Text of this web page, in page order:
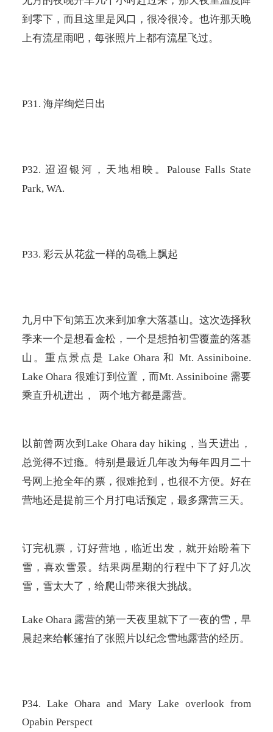
到零下，而且这里是风口，很冷很冷。也许那天晚
上有流星雨吧，每张照片上都有流星飞过。
P31. 海岸绚烂日出
P32. 迢迢银河，天地相映。Palouse Falls State
Park, WA.
P33. 彩云从花盆一样的岛礁上飘起
九月中下旬第五次来到加拿大落基山。这次选择秋
季来一个是想看金松，一个是想拍初雪覆盖的落基
山。重点景点是 Lake Ohara和 Mt. Assiniboine.
Lake Ohara 很难订到位置，而Mt. Assiniboine 需要
乘直升机进出，
两个地方都是露营。
以前曾两次到 Lake Ohara day hiking ，当天进出，
总觉得不过瘾。特别是最近几年改为每年四月二十
号网上抢全年的票，很难抢到，也很不方便。好在
营地还是提前三个月打电话预定，最多露营三天。
订完机票，订好营地，临近出发，就开始盼着下
雪，喜欢雪景。结果两星期的行程中下了好几次
雪，雪太大了，给爬山带来很大挑战。
Lake Ohara 露营的第一天夜里就下了一夜的雪，早
晨起来给帐篷拍了张照片以纪念雪地露营的经历。
P34. Lake Ohara and Mary Lake overlook from
Opabin Perspect